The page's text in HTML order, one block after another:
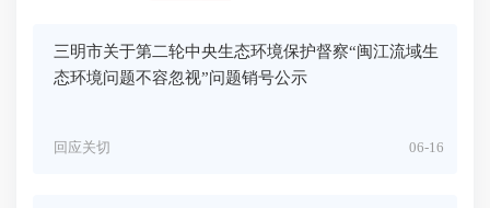
三明市关于第二轮中央生态环境保护督察“闽江流域生
态环境问题不容忽视”问题销号公示
06-16
回应关切